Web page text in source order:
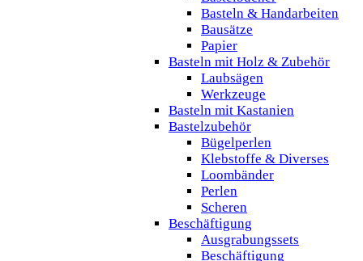
Basteln & Handarbeiten
Bausätze
Papier
Basteln mit Holz & Zubehör
Laubsägen
Werkzeuge
Basteln mit Kastanien
Bastelzubehör
Bügelperlen
Klebstoffe & Diverses
Loombänder
Perlen
Scheren
Beschäftigung
Ausgrabungssets
Beschäftigung